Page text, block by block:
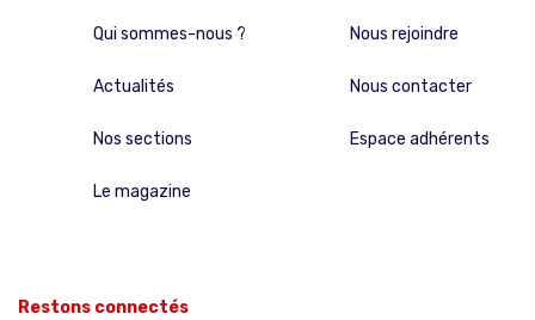
Qui sommes-nous ?
Actualités
Nos sections
Le magazine
Nous rejoindre
Nous contacter
Espace adhérents
Restons connectés